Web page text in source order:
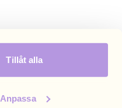
Tillåt alla
Anpassa